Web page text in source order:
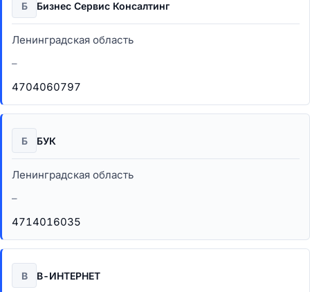
Б Бизнес Сервис Консалтинг
Ленинградская область
–
4704060797
Б БУК
Ленинградская область
–
4714016035
В В-ИНТЕРНЕТ